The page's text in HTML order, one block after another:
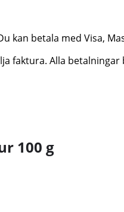
kan betala med Visa,
faktura. Alla
100 g